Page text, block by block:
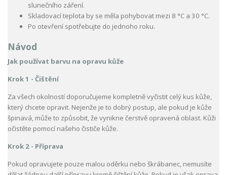
slunečního záření.
Skladovací teplota by se měla pohybovat mezi 8 °C a 30 °C.
Po otevření spotřebujte do jednoho roku.
Návod
Jak používat barvu na opravu kůže
Krok 1 - Čištění
Za všech okolností doporučujeme kompletně vyčistit celý kus kůže,
který chcete opravit. Nejenže je to dobrý postup, ale pokud je kůže
špinavá, může to způsobit, že vynikne čerstvě opravená oblast. Kůži
očistěte pomocí našeho čističe kůže.
Krok 2 - Příprava
Pokud opravujete pouze malou oděrku nebo škrábanec, nemusíte